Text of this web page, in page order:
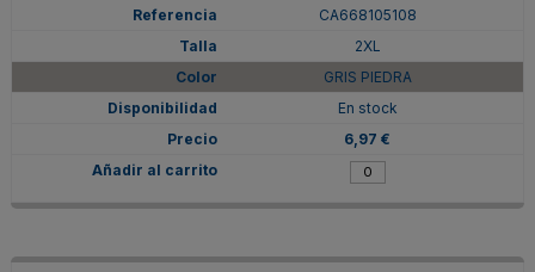
CA668105108
2XL
GRIS PIEDRA
En stock
6,97 €